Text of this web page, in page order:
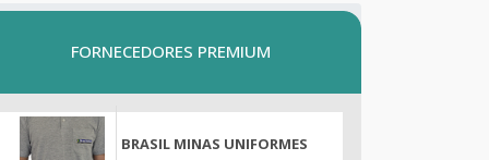
FORNECEDORES PREMIUM
BRASIL MINAS UNIFORMES